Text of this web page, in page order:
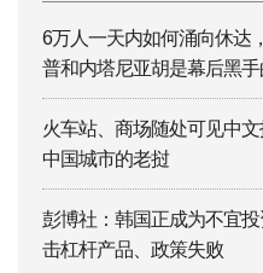
6万人一天内如何涌向休达
普和内塔尼亚胡是幕后黑手
火车站、商场随处可见中
中国城市的老挝
彭博社：韩国正成为不宜
击杠杆产品、政策失败